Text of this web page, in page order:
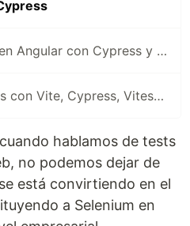
Ejecutar test e2e en Angular con Cypress y calcular cobertura
Cobertura de tests con Vite, Cypress, Vitest y Docker
hablamos de tests
no podemos dejar de
está convirtiendo en el
a Selenium en